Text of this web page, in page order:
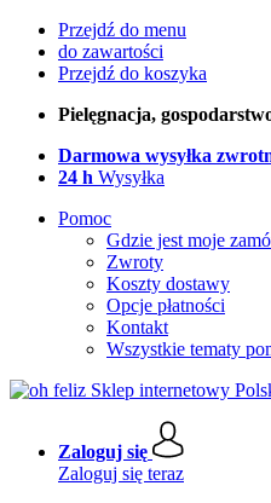
Przejdź do menu
do zawartości
Przejdź do koszyka
Pielęgnacja,
Darmowa wysyłka
24 h Wysyłka
Pomoc
Gdzie jest moje
Zwroty
Koszty dostawy
Opcje płatności
Kontakt
Wszystkie tematy
Zaloguj się
Zaloguj się teraz